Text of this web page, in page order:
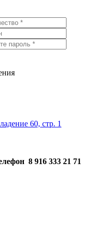
60, стр. 1
8 916 333 21 71